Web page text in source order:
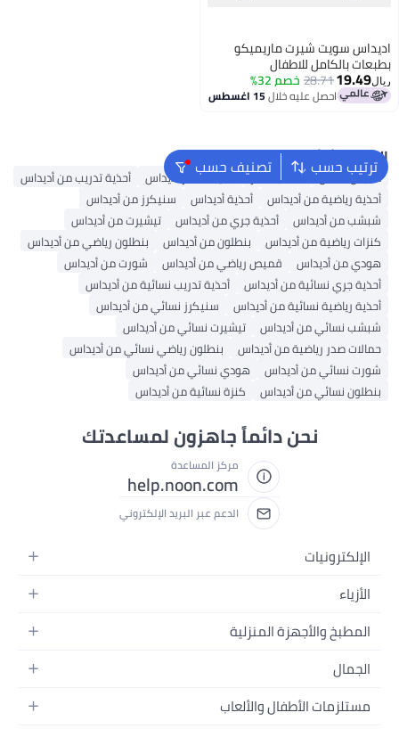
2
اديداس سويت شيرت ماريميكو
بطبعات بالكامل للاطفال
ريال19.49
28.71خصم 32%
احصل عليه خلال15 اغسطس
ترتيب حسب تصنيف حسب البحث الشائع
ملابس اطفال حقائب ظهر حقيبة ظهر أديداس
أحذية تدريب من أديداس
أحذية رياضية من أديداس
أحذية أديداس
سنيكرز من أديداس
شبشب من أديداس
أحذية جري من أديداس
تيشيرت من أديداس
كنزات رياضية من أديداس
بنطلون من أديداس
بنطلون رياضي من أديداس
هودي من أديداس
قميص رياضي من أديداس
شورت من أديداس
أحذية جري نسائية من أديداس
أحذية تدريب نسائية من أديداس
أحذية رياضية نسائية من أديداس
سنيكرز نسائي من أديداس
شبشب نسائي من أديداس
تيشيرت نسائي من أديداس
حمالات صدر رياضية من أديداس
بنطلون رياضي نسائي من أديداس
شورت نسائي من أديداس
هودي نسائي من أديداس
بنطلون نسائي من أديداس
كنزة نسائية من أديداس
نحن دائماً جاهزون لمساعدتك
مركز المساعدة
help.noon.com
الدعم عبر البريد الإلكتروني
الإلكترونيات
الجوالات
اللابتوبات
الأجهزة المنزلية
التلفزيونات
الأزياء
أزياء نسائية
أزياء البنات
أزياء الأولاد
المطبخ والأجهزة المنزلية
الحمام
المطبخ والسفرة
الجمال
العطور
مستلزمات الأطفال والألعاب